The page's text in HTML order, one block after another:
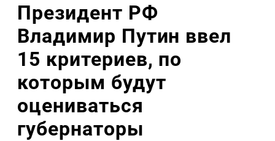
Президент РФ
Владимир Путин ввел
15 критериев, по
которым будут
оцениваться
губернаторы